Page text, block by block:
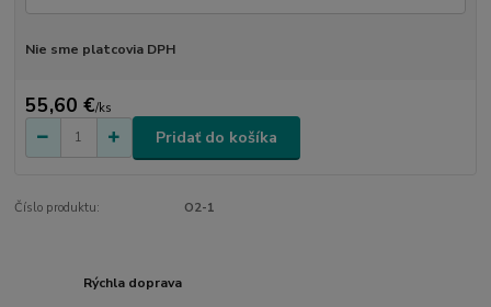
Nie sme platcovia DPH
55,60 €/ks
Pridať do košíka
Číslo produktu: O2-1
Rýchla doprava